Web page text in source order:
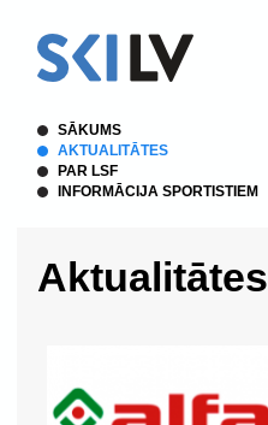
SĀKUMS
AKTUALITĀTES
PAR LSF
INFORMĀCIJA SPORTISTIEM
Aktualitātes